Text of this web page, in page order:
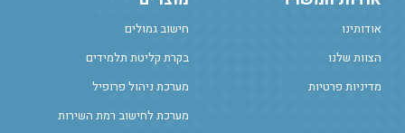
אודותינו
הצוות שלנו
מדיניות פרטיות
חישוב גמולים
בקרת קליטת תלמידים
מערכת ניהול פרופיל
מערכת לחישוב רמת השירות